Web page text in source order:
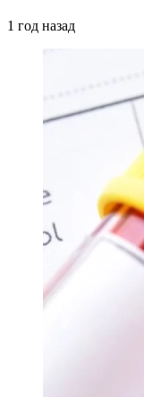
1 год назад